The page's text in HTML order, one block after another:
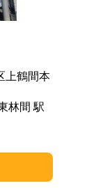
上鶴間本
間 駅